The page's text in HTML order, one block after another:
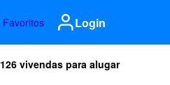
Favoritos Login
126 vivendas para alugar